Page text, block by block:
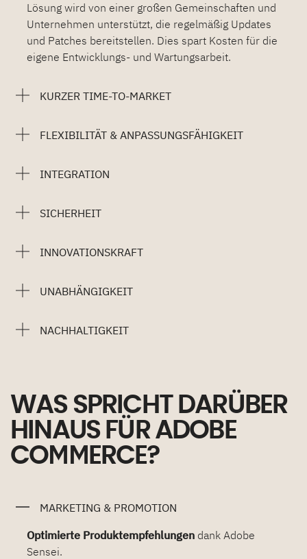
Lösung wird von einer großen Gemeinschaften und
Unternehmen unterstützt, die regelmäßig Updates
und Patches bereitstellen. Dies spart Kosten für die
eigene Entwicklungs- und Wartungsarbeit.
KURZER TIME-TO-MARKET
FLEXIBILITÄT & ANPASSUNGSFÄHIGKEIT
INTEGRATION
SICHERHEIT
INNOVATIONSKRAFT
UNABHÄNGIGKEIT
NACHHALTIGKEIT
WAS SPRICHT DARÜBER
HINAUS FÜR ADOBE
COMMERCE?
MARKETING & PROMOTION
Optimierte Produktempfehlungendank Adobe
Sensei.